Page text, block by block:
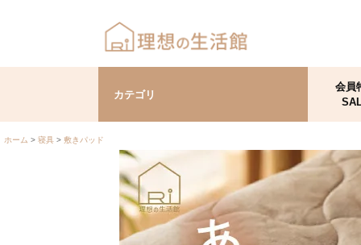
カテゴリ
会員
ホーム 寝具 敷きパッド